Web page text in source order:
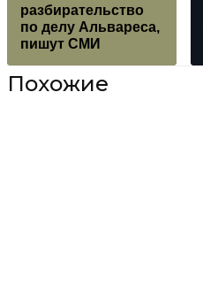
разбирательство
по делу Альвареса,
пишут СМИ
Похожие